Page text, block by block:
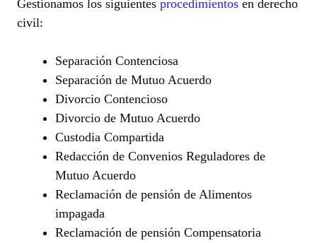
Gestionamos los siguientes procedimientos en derecho
civil:
Separación Contenciosa
Separación de Mutuo Acuerdo
Divorcio Contencioso
Divorcio de Mutuo Acuerdo
Custodia Compartida
Redacción de Convenios Reguladores de
Mutuo Acuerdo
Reclamación de pensión de Alimentos
impagada
Reclamación de pensión Compensatoria